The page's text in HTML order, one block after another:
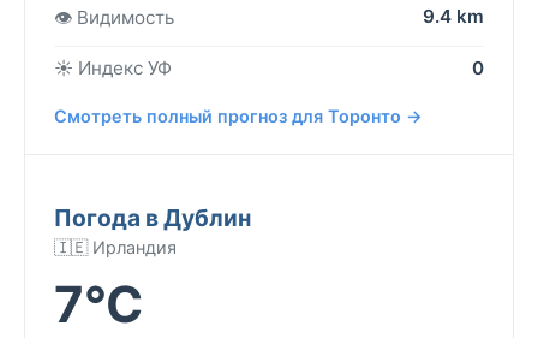
👁️ Видимость 9.4 km
☀️ Индекс УФ 0
Смотреть полный прогноз для Торонто →
Погода в Дублин
🇮🇪 Ирландия
7°C